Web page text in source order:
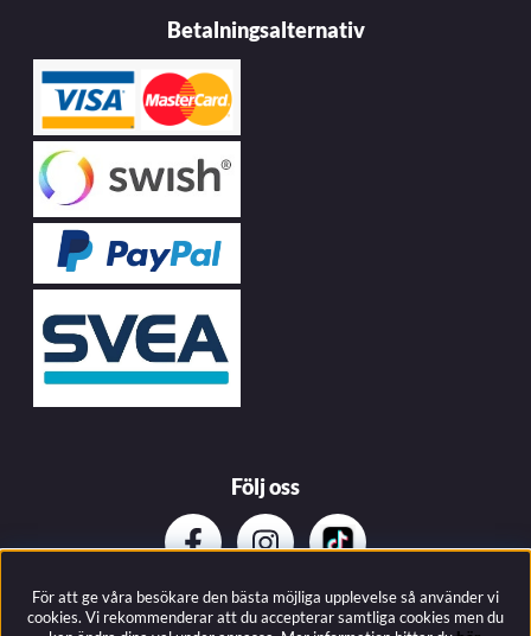
Betalningsalternativ
Följ oss
Prenumerera på vårat nyhetsbrev
För att ge våra besökare den bästa möjliga upplevelse så använder vi
cookies. Vi rekommenderar att du accepterar samtliga cookies men du